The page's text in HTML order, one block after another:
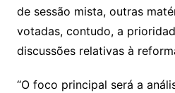
de sessão mista, outras
votadas, contudo, a
discussões relativas à
“O foco principal será a